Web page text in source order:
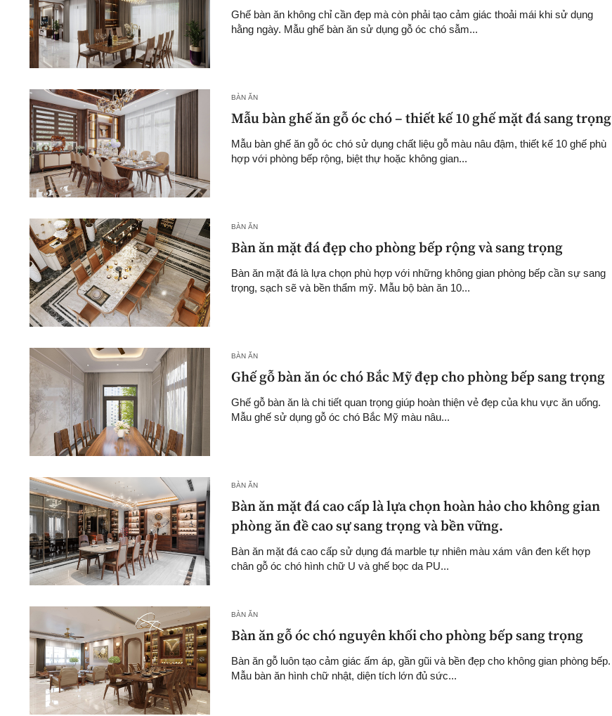
Ghế bàn ăn không chỉ cần đẹp mà còn phải tạo cảm giác thoải mái khi sử dụng
hằng ngày. Mẫu ghế bàn ăn sử dụng gỗ óc chó sẫm...
BÀN ĂN
Mẫu bàn ghế ăn gỗ óc chó – thiết kế 10 ghế mặt đá sang trọng
Mẫu bàn ghế ăn gỗ óc chó sử dụng chất liệu gỗ màu nâu đậm, thiết kế 10 ghế phù
hợp với phòng bếp rộng, biệt thự hoặc không gian...
BÀN ĂN
Bàn ăn mặt đá đẹp cho phòng bếp rộng và sang trọng
Bàn ăn mặt đá là lựa chọn phù hợp với những không gian phòng bếp cần sự sang
trọng, sạch sẽ và bền thẩm mỹ. Mẫu bộ bàn ăn 10...
BÀN ĂN
Ghế gỗ bàn ăn óc chó Bắc Mỹ đẹp cho phòng bếp sang trọng
Ghế gỗ bàn ăn là chi tiết quan trọng giúp hoàn thiện vẻ đẹp của khu vực ăn uống.
Mẫu ghế sử dụng gỗ óc chó Bắc Mỹ màu nâu...
BÀN ĂN
Bàn ăn mặt đá cao cấp là lựa chọn hoàn hảo cho không gian
phòng ăn đề cao sự sang trọng và bền vững.
Bàn ăn mặt đá cao cấp sử dụng đá marble tự nhiên màu xám vân đen kết hợp
chân gỗ óc chó hình chữ U và ghế bọc da PU...
BÀN ĂN
Bàn ăn gỗ óc chó nguyên khối cho phòng bếp sang trọng
Bàn ăn gỗ luôn tạo cảm giác ấm áp, gần gũi và bền đẹp cho không gian phòng bếp.
Mẫu bàn ăn hình chữ nhật, diện tích lớn đủ sức...